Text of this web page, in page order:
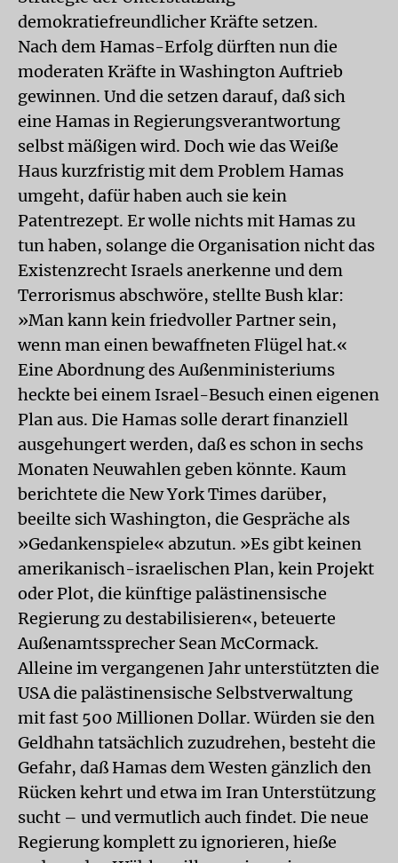
demokratiefreundlicher Kräfte setzen.
Nach dem Hamas-Erfolg dürften nun die
moderaten Kräfte in Washington Auftrieb
gewinnen. Und die setzen darauf, daß sich
eine Hamas in Regierungsverantwortung
selbst mäßigen wird. Doch wie das Weiße
Haus kurzfristig mit dem Problem Hamas
umgeht, dafür haben auch sie kein
Patentrezept. Er wolle nichts mit Hamas zu
tun haben, solange die Organisation nicht das
Existenzrecht Israels anerkenne und dem
Terrorismus abschwöre, stellte Bush klar:
»Man kann kein friedvoller Partner sein,
wenn man einen bewaffneten Flügel hat.«
Eine Abordnung des Außenministeriums
heckte bei einem Israel-Besuch einen eigenen
Plan aus. Die Hamas solle derart finanziell
ausgehungert werden, daß es schon in sechs
Monaten Neuwahlen geben könnte. Kaum
berichtete die New York Times darüber,
beeilte sich Washington, die Gespräche als
»Gedankenspiele« abzutun. »Es gibt keinen
amerikanisch-israelischen Plan, kein Projekt
oder Plot, die künftige palästinensische
Regierung zu destabilisieren«, beteuerte
Außenamtssprecher Sean McCormack.
Alleine im vergangenen Jahr unterstützten die
USA die palästinensische Selbstverwaltung
mit fast 500 Millionen Dollar. Würden sie den
Geldhahn tatsächlich zuzudrehen, besteht die
Gefahr, daß Hamas dem Westen gänzlich den
Rücken kehrt und etwa im Iran Unterstützung
sucht – und vermutlich auch findet. Die neue
Regierung komplett zu ignorieren, hieße